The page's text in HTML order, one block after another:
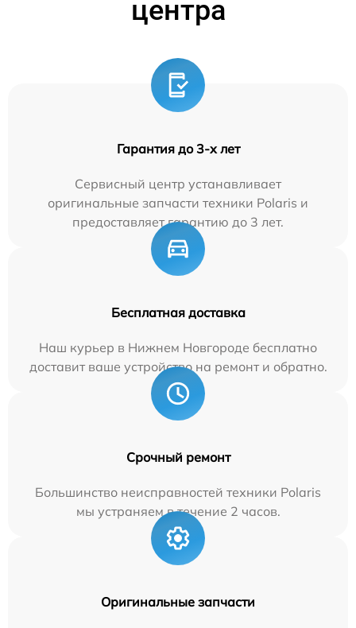
центра
Гарантия до 3-х лет
Сервисный центр устанавливает
оригинальные запчасти техники Polaris и
предоставляет гарантию до 3 лет.
Бесплатная доставка
Наш курьер в Нижнем Новгороде бесплатно
доставит ваше устройство на ремонт и обратно.
Срочный ремонт
Большинство неисправностей техники Polaris
мы устраняем в течение 2 часов.
Оригинальные запчасти